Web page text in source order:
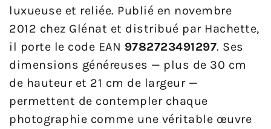
luxueuse et reliée. Publié en novembre
2012 chez Glénat et distribué par Hachette,
il porte le code EAN 9782723491297. Ses
dimensions généreuses — plus de 30 cm
de hauteur et 21 cm de largeur —
permettent de contempler chaque
photographie comme une véritable œuvre